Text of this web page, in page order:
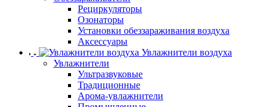
Рециркуляторы
Озонаторы
Установки обеззараживания воздуха
Аксессуары
Увлажнители воздуха
Увлажнители
Ультразвуковые
Традиционные
Арома-увлажнители